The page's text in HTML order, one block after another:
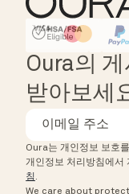
HSA/FSA Eligible
Affirm
Oura의
받아보세
Oura는 개인정보 보호
개인정보 처리방침에서
침 .
We care about